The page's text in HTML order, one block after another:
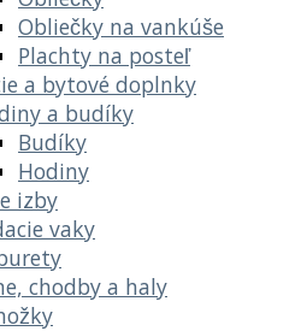
Obliečky na vankúše
Plachty na posteľ
a bytové doplnky
a budíky
Budíky
Hodiny
izby
vaky
chodby a haly